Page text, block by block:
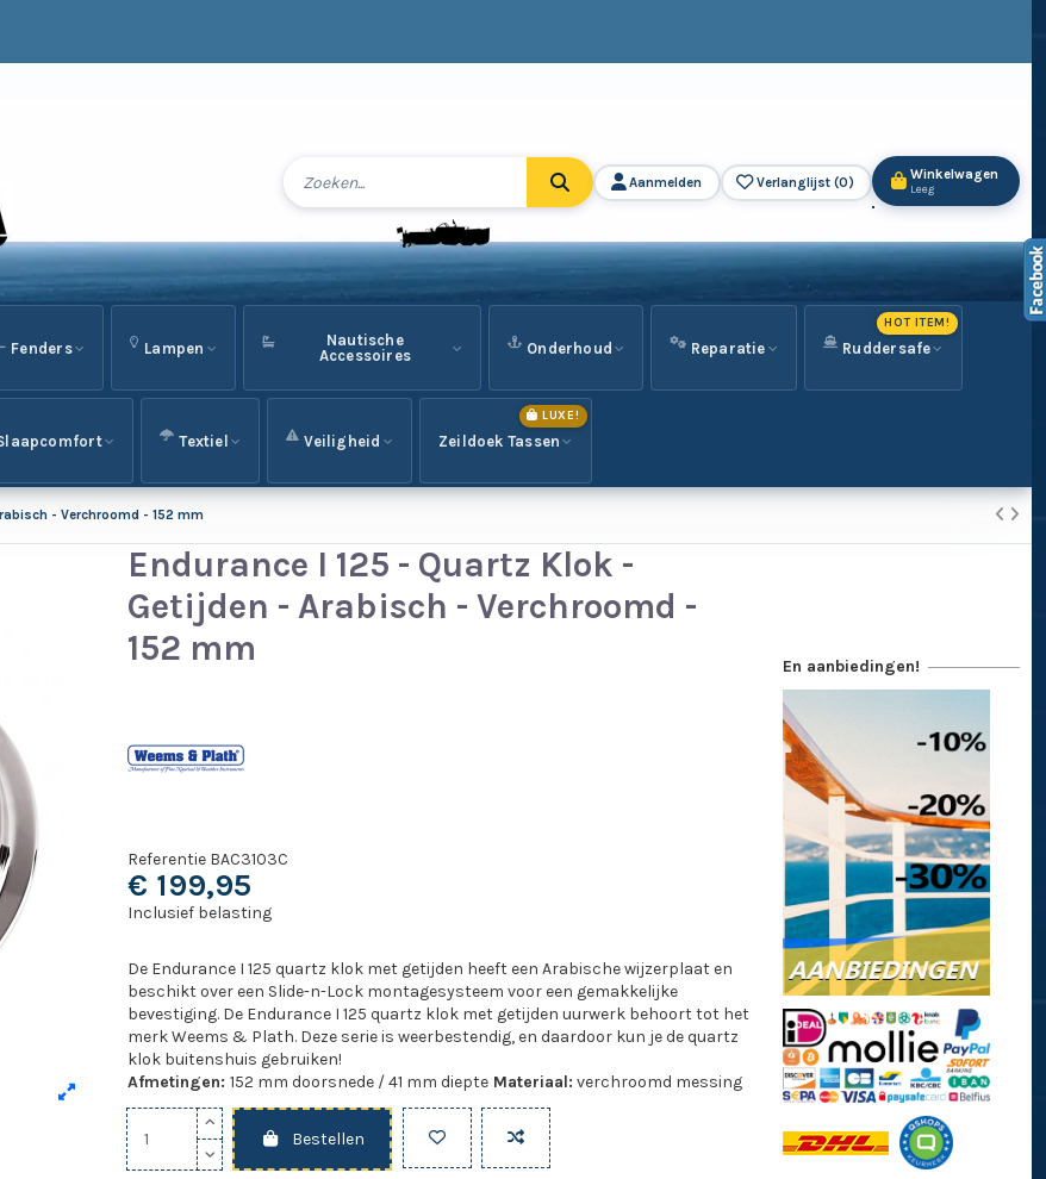
Aanmelden Verlanglijst (0) Winkelwagen
Leeg
Fenders Lampen
Nautische
Accessoires
Onderhoud Reparatie Ruddersafe
HOT ITEM!
Textiel Veiligheid Zeildoek Tassen
LUXE!
- Verchroomd - 152 mm
Endurance I 125 - Quartz Klok -
Getijden - Arabisch - Verchroomd -
152 mm
Referentie BAC3103C
€ 199,95
Inclusief belasting
De Endurance I 125 quartz klok met getijden heeft een Arabische wijzerplaat en
beschikt over een Slide-n-Lock montagesysteem voor een gemakkelijke
bevestiging. De Endurance I 125 quartz klok met getijden uurwerk behoort tot het
merk Weems & Plath. Deze serie is weerbestendig, en daardoor kun je de quartz
klok buitenshuis gebruiken!
Afmetingen: 152 mm doorsnede / 41 mm diepteMateriaal: verchroomd messing
Bestellen
En aanbiedingen!